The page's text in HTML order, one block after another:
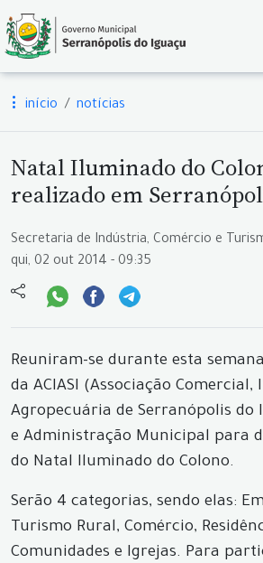
início notícias
Natal Iluminado do
realizado em
Secretaria de Indústria, Comércio e
qui, 02 out 2014 - 09:35
Reuniram-se durante esta
da ACIASI (Associação
Agropecuária de Serranópolis do
e Administração Municipal para
do Natal Iluminado do Colono.
Serão 4 categorias, sendo elas:
Turismo Rural, Comércio,
Comunidades e Igrejas. Para